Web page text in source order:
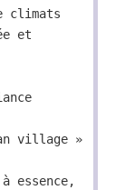
climats
et
village »
essence,